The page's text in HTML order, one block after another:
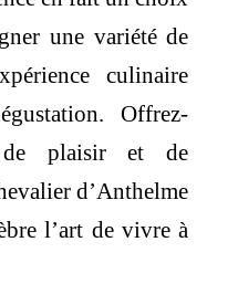
une variété de
culinaire
Offrez-
plaisir et de
d’Anthelme
l’art de vivre à